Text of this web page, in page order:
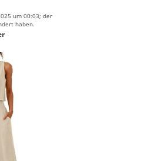
um 00:03; der
haben.